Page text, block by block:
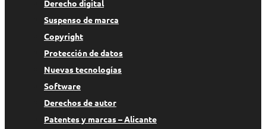
Derecho digital
Suspenso de marca
Copyright
Protección de datos
Nuevas tecnologías
Software
Derechos de autor
Patentes y marcas – Alicante